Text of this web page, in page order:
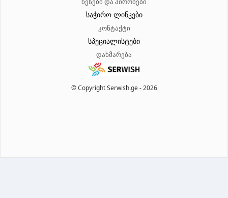
© Copyright Serwish.ge -2026
საჭირო ლინკები
კონტაქტი
სპეციალისტები
დახმარება